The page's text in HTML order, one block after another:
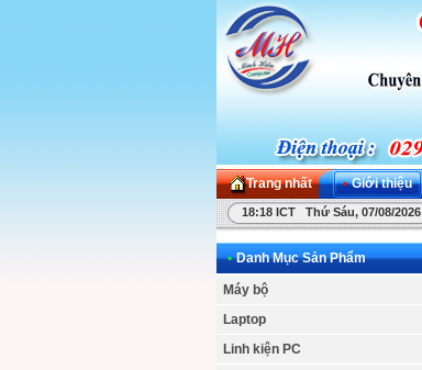
Trang nhất • Giới thiệu
18:18 ICT Thứ Sáu, 07/08/2026
• Danh Mục Sản Phẩm
Máy bộ
Laptop
Linh kiện PC